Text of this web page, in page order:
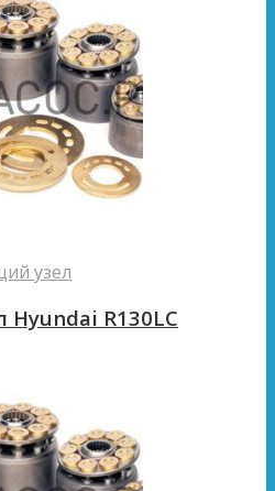
узел
R130LC